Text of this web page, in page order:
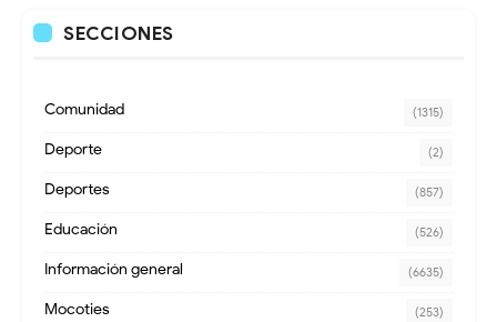
SECCIONES
Comunidad (1315)
Deporte (2)
Deportes (857)
Educación (526)
Información general (6635)
Mocoties (253)